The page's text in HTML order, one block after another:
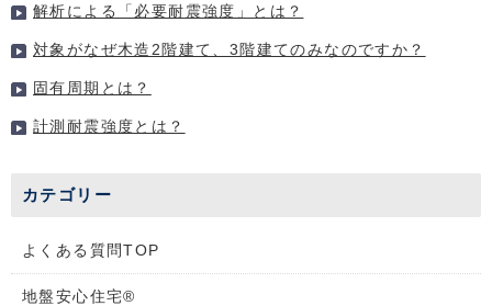
解析による「必要耐震強度」とは？
対象がなぜ木造2階建て、3階建てのみなのですか？
固有周期とは？
計測耐震強度とは？
カテゴリー
よくある質問TOP
地盤安心住宅®